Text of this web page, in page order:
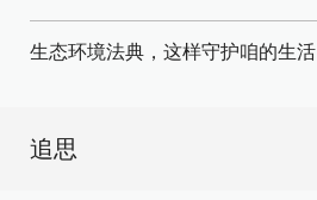
生态环境法典，这样守护咱的生活
追思